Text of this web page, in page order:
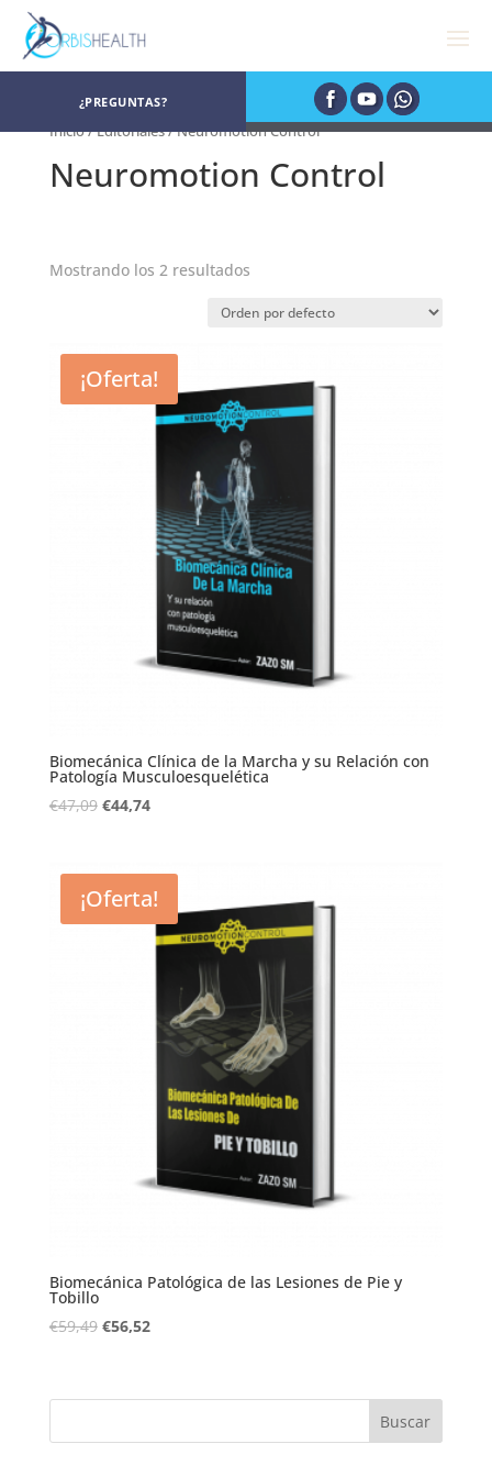
¿PREGUNTAS?
Inicio/Editoriales/ Neuromotion Control
Neuromotion Control
Mostrando los 2 resultados
¡Oferta!
Biomecánica Clínica de la Marcha y su Relación con
Patología Musculoesquelética
€47,09 €44,74
¡Oferta!
Biomecánica Patológica de las Lesiones de Pie y
Tobillo
€59,49 €56,52